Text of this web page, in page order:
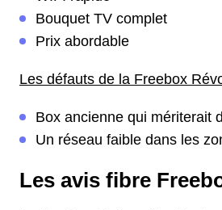
Bouquet TV complet
Prix abordable
Les défauts de la Freebox
Box ancienne qui mériterait
Un réseau faible dans les
Les avis fibre